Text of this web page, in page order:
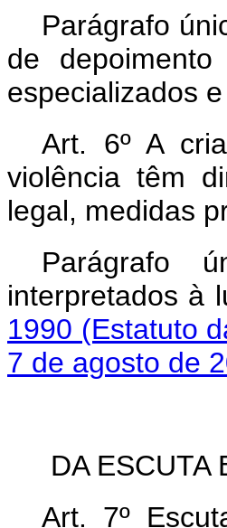
Parágrafo
de
especializados
Art. 6º A
violência têm
legal, medidas
Parágrafo
interpretados à
1990 (Estatuto
7 de agosto de
DA ESCUTA
Art. 7º